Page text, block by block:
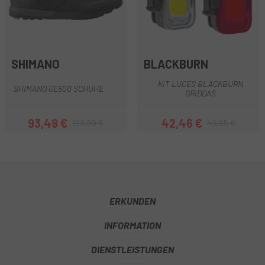
SHIMANO
SHIMANO GE500 SCHUHE
Preis
93,49 €Regulärer Preis
BLACKBURN
KIT LUCES BLACKBURN
GRIDDAS
Preis
42,46 €Regulärer Preis
ERKUNDEN
INFORMATION
DIENSTLEISTUNGEN